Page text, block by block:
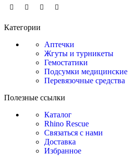
Категории
Аптечки
Жгуты и турникеты
Гемостатики
Подсумки медицинские
Перевязочные средства
Полезные ссылки
Каталог
Rhino Rescue
Связаться с нами
Доставка
Избранное